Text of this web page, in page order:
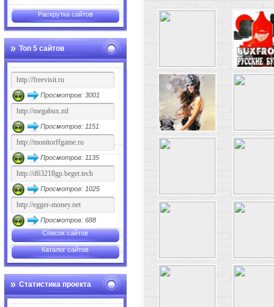
Раскрутка сайтов
Топ 5 сайтов
Просмотров: 3001
Просмотров: 1151
Просмотров: 1135
Просмотров: 1025
Просмотров: 688
Список сайтов
Каталог сайтов
Статистика проекта